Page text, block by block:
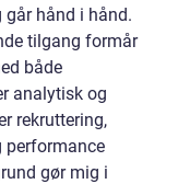
hånd i hånd.
tilgang formår
både
analytisk og
rekruttering,
performance
gør mig i